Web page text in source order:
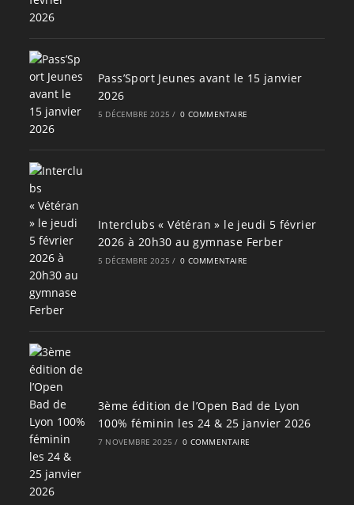
Pass’Sport Jeunes avant le 15 janvier
2026
5 DÉCEMBRE 2025 / 0 COMMENTAIRE
Interclubs « Vétéran » le jeudi 5 février
2026 à 20h30 au gymnase Ferber
5 DÉCEMBRE 2025 / 0 COMMENTAIRE
3ème édition de l’Open Bad de Lyon
100% féminin les 24 & 25 janvier 2026
7 NOVEMBRE 2025 / 0 COMMENTAIRE